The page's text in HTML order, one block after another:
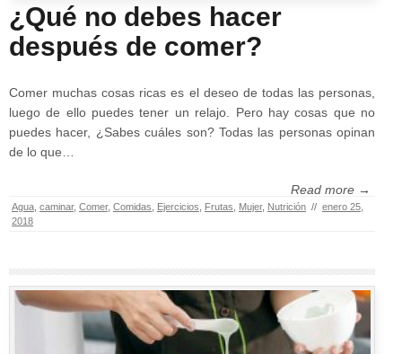
¿Qué no debes hacer
después de comer?
Comer muchas cosas ricas es el deseo de todas las personas,
luego de ello puedes tener un relajo. Pero hay cosas que no
puedes hacer, ¿Sabes cuáles son? Todas las personas opinan
de lo que…
Read more →
Agua caminar, Comer, Comidas Ejercicios Frutas Mujer, Nutrición // enero 25,
2018